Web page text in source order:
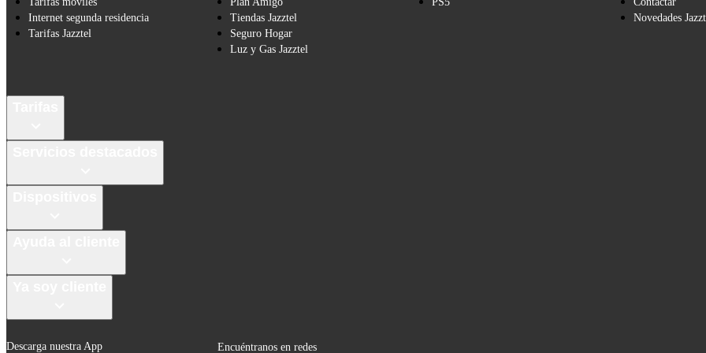
Internet segunda residencia
Tarifas Jazztel
Tiendas Jazztel
Seguro Hogar
Luz y Gas Jazztel
Novedades
Descarga nuestra App Encuéntranos en redes